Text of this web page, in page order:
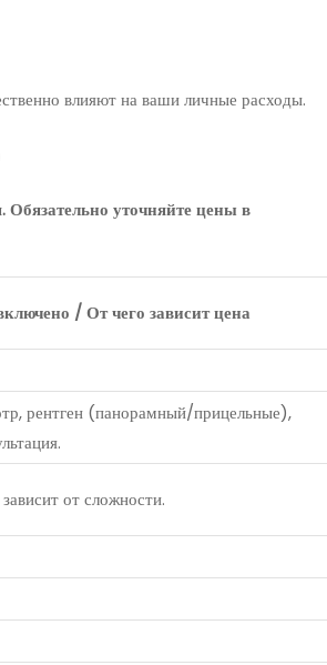
влияют на ваши личные расходы.
Обязательно уточняйте цены в
/ От чего зависит цена
рентген (панорамный/прицельные),
от сложности.